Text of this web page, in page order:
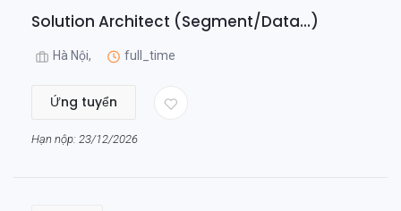
Solution Architect (Segment/Data...)
Hà Nội, full_time
Ứng tuyển
Hạn nộp: 23/12/2026